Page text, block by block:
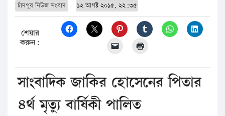
চাঁদপুর নিউজ সংবাদ ১২ আগষ্ট ২০১৫, ২২:৩৫
শেয়ার
করুন:
সাংবাদিক জাকির হোসেনের পিতার
৪র্থ মৃত্যু বার্ষিকী পালিত